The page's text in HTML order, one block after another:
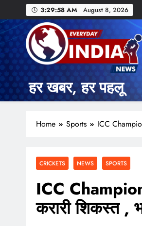
3:29:59 AM August 8, 2026
हर खबर, हर पहलू
Home Sports ICC
CRICKETS NEWS SPORTS
ICC
करारी शिकस्त ,